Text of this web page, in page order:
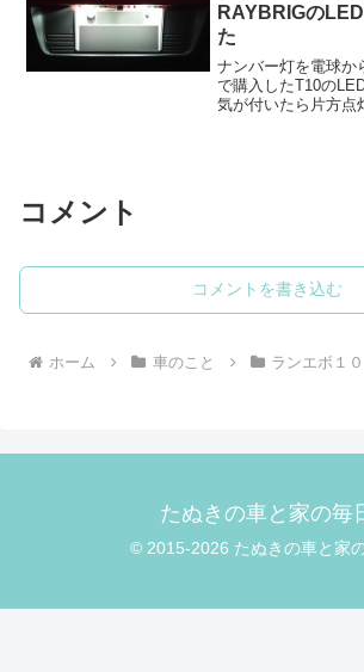
RAYBRIGの
た
ナンバー灯を電球か
で購入したT10の
気が付いたら片方点
コメント
コメントを書き込む
ホーム 車のこと ランエボ１０
たぬきの車と家の毎
© 2015-2026 たぬきの車と家の